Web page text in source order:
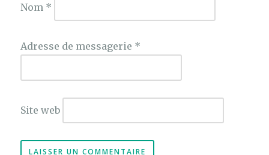
Nom *
Adresse de messagerie *
Site web